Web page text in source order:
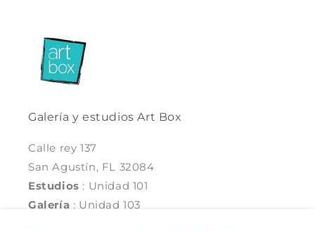
Galería y estudios Art Box
Calle rey 137
San Agustín, FL 32084
Estudios : Unidad 101
Galería : Unidad 103